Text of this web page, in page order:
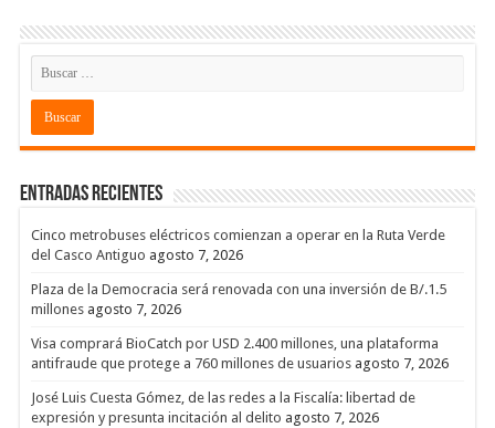
Entradas recientes
Cinco metrobuses eléctricos comienzan a operar en la Ruta Verde
del Casco Antiguo agosto 7, 2026
Plaza de la Democracia será renovada con una inversión de B/.1.5
millones agosto 7, 2026
Visa comprará BioCatch por USD 2.400 millones, una plataforma
antifraude que protege a 760 millones de usuarios agosto 7, 2026
José Luis Cuesta Gómez, de las redes a la Fiscalía: libertad de
expresión y presunta incitación al delito agosto 7, 2026